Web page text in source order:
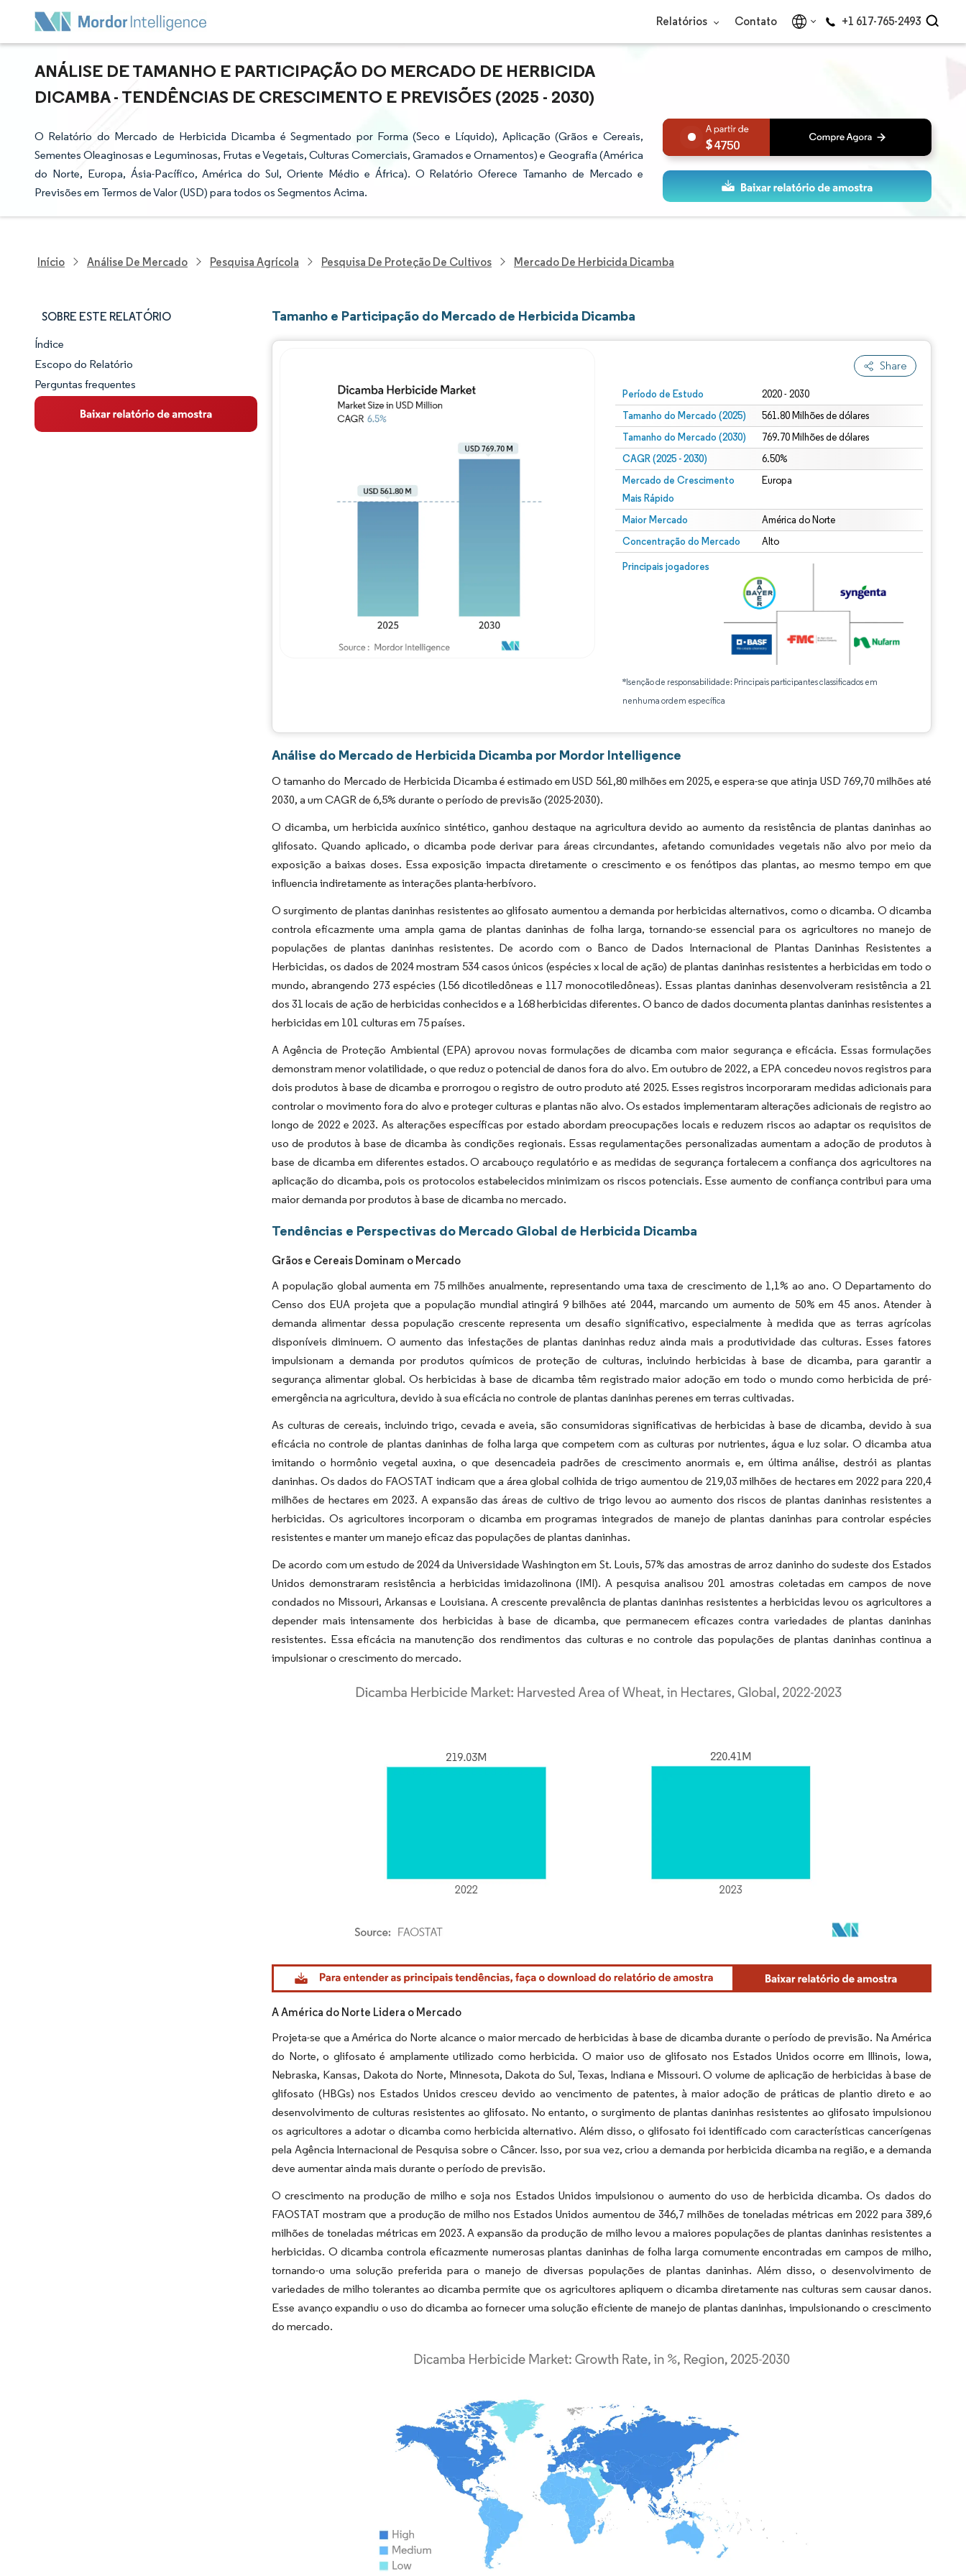
Relatórios Contato +1 617-765-2493
ANÁLISE DE TAMANHO E PARTICIPAÇÃO DO MERCADO DE HERBICIDA
DICAMBA - TENDÊNCIAS DE CRESCIMENTO E PREVISÕES (2025 - 2030)
O Relatório do Mercado de Herbicida Dicamba é Segmentado por Forma (Seco e Líquido), Aplicação (Grãos e Cereais,
Sementes Oleaginosas e Leguminosas, Frutas e Vegetais, Culturas Comerciais, Gramados e Ornamentos) e Geografia (América
do Norte, Europa, Ásia-Pacífico, América do Sul, Oriente Médio e África). O Relatório Oferece Tamanho de Mercado e
Previsões em Termos de Valor (USD) para todos os Segmentos Acima.
4750
Início Análise De Mercado Pesquisa Agrícola Pesquisa De Proteção De Cultivos Mercado De Herbicida Dicamba
SOBRE ESTE RELATÓRIO
Panorama do Mercado
Visão Geral do Mercado
Principais Tendências de Mercado
Índice
Escopo do Relatório
Perguntas frequentes
Tamanho e Participação do Mercado de Herbicida Dicamba
Share
Período de Estudo 2020 - 2030
Tamanho do Mercado (2025) 561.80 Milhões de dólares
Tamanho do Mercado (2030) 769.70 Milhões de dólares
CAGR (2025 - 2030) 6.50%
Mercado de Crescimento
Mais Rápido
Europa
Maior Mercado América do Norte
Concentração do Mercado Alto
Principais jogadores
*Isenção de responsabilidade: Principais participantes classificados em
nenhuma ordem específica
Análise do Mercado de Herbicida Dicamba por Mordor Intelligence
O tamanho do Mercado de Herbicida Dicamba é estimado em USD 561,80 milhões em 2025, e espera-se que atinja USD 769,70 milhões até
2030, a um CAGR de 6,5% durante o período de previsão (2025-2030).
O dicamba, um herbicida auxínico sintético, ganhou destaque na agricultura devido ao aumento da resistência de plantas daninhas ao
glifosato. Quando aplicado, o dicamba pode derivar para áreas circundantes, afetando comunidades vegetais não alvo por meio da
exposição a baixas doses. Essa exposição impacta diretamente o crescimento e os fenótipos das plantas, ao mesmo tempo em que
influencia indiretamente as interações planta-herbívoro.
O surgimento de plantas daninhas resistentes ao glifosato aumentou a demanda por herbicidas alternativos, como o dicamba. O dicamba
controla eficazmente uma ampla gama de plantas daninhas de folha larga, tornando-se essencial para os agricultores no manejo de
populações de plantas daninhas resistentes. De acordo com o Banco de Dados Internacional de Plantas Daninhas Resistentes a
Herbicidas, os dados de 2024 mostram 534 casos únicos (espécies x local de ação) de plantas daninhas resistentes a herbicidas em todo o
mundo, abrangendo 273 espécies (156 dicotiledôneas e 117 monocotiledôneas). Essas plantas daninhas desenvolveram resistência a 21
dos 31 locais de ação de herbicidas conhecidos e a 168 herbicidas diferentes. O banco de dados documenta plantas daninhas resistentes a
herbicidas em 101 culturas em 75 países.
A Agência de Proteção Ambiental (EPA) aprovou novas formulações de dicamba com maior segurança e eficácia. Essas formulações
demonstram menor volatilidade, o que reduz o potencial de danos fora do alvo. Em outubro de 2022, a EPA concedeu novos registros para
dois produtos à base de dicamba e prorrogou o registro de outro produto até 2025. Esses registros incorporaram medidas adicionais para
controlar o movimento fora do alvo e proteger culturas e plantas não alvo. Os estados implementaram alterações adicionais de registro ao
longo de 2022 e 2023. As alterações específicas por estado abordam preocupações locais e reduzem riscos ao adaptar os requisitos de
uso de produtos à base de dicamba às condições regionais. Essas regulamentações personalizadas aumentam a adoção de produtos à
base de dicamba em diferentes estados. O arcabouço regulatório e as medidas de segurança fortalecem a confiança dos agricultores na
aplicação do dicamba, pois os protocolos estabelecidos minimizam os riscos potenciais. Esse aumento de confiança contribui para uma
maior demanda por produtos à base de dicamba no mercado.
Tendências e Perspectivas do Mercado Global de Herbicida Dicamba
Grãos e Cereais Dominam o Mercado
A população global aumenta em 75 milhões anualmente, representando uma taxa de crescimento de 1,1% ao ano. O Departamento do
Censo dos EUA projeta que a população mundial atingirá 9 bilhões até 2044, marcando um aumento de 50% em 45 anos. Atender à
demanda alimentar dessa população crescente representa um desafio significativo, especialmente à medida que as terras agrícolas
disponíveis diminuem. O aumento das infestações de plantas daninhas reduz ainda mais a produtividade das culturas. Esses fatores
impulsionam a demanda por produtos químicos de proteção de culturas, incluindo herbicidas à base de dicamba, para garantir a
segurança alimentar global. Os herbicidas à base de dicamba têm registrado maior adoção em todo o mundo como herbicida de pré-
emergência na agricultura, devido à sua eficácia no controle de plantas daninhas perenes em terras cultivadas.
As culturas de cereais, incluindo trigo, cevada e aveia, são consumidoras significativas de herbicidas à base de dicamba, devido à sua
eficácia no controle de plantas daninhas de folha larga que competem com as culturas por nutrientes, água e luz solar. O dicamba atua
imitando o hormônio vegetal auxina, o que desencadeia padrões de crescimento anormais e, em última análise, destrói as plantas
daninhas. Os dados do FAOSTAT indicam que a área global colhida de trigo aumentou de 219,03 milhões de hectares em 2022 para 220,4
milhões de hectares em 2023. A expansão das áreas de cultivo de trigo levou ao aumento dos riscos de plantas daninhas resistentes a
herbicidas. Os agricultores incorporam o dicamba em programas integrados de manejo de plantas daninhas para controlar espécies
resistentes e manter um manejo eficaz das populações de plantas daninhas.
De acordo com um estudo de 2024 da Universidade Washington em St. Louis, 57% das amostras de arroz daninho do sudeste dos Estados
Unidos demonstraram resistência a herbicidas imidazolinona (IMI). A pesquisa analisou 201 amostras coletadas em campos de nove
condados no Missouri, Arkansas e Louisiana. A crescente prevalência de plantas daninhas resistentes a herbicidas levou os agricultores a
depender mais intensamente dos herbicidas à base de dicamba, que permanecem eficazes contra variedades de plantas daninhas
resistentes. Essa eficácia na manutenção dos rendimentos das culturas e no controle das populações de plantas daninhas continua a
impulsionar o crescimento do mercado.
Imagem © Mordor Intelligence. O reuso requer atribuição conforme CC BY 4.0.
A América do Norte Lidera o Mercado
Projeta-se que a América do Norte alcance o maior mercado de herbicidas à base de dicamba durante o período de previsão. Na América
do Norte, o glifosato é amplamente utilizado como herbicida. O maior uso de glifosato nos Estados Unidos ocorre em Illinois, Iowa,
Nebraska, Kansas, Dakota do Norte, Minnesota, Dakota do Sul, Texas, Indiana e Missouri. O volume de aplicação de herbicidas à base de
glifosato (HBGs) nos Estados Unidos cresceu devido ao vencimento de patentes, à maior adoção de práticas de plantio direto e ao
desenvolvimento de culturas resistentes ao glifosato. No entanto, o surgimento de plantas daninhas resistentes ao glifosato impulsionou
os agricultores a adotar o dicamba como herbicida alternativo. Além disso, o glifosato foi identificado com características cancerígenas
pela Agência Internacional de Pesquisa sobre o Câncer. Isso, por sua vez, criou a demanda por herbicida dicamba na região, e a demanda
deve aumentar ainda mais durante o período de previsão.
O crescimento na produção de milho e soja nos Estados Unidos impulsionou o aumento do uso de herbicida dicamba. Os dados do
FAOSTAT mostram que a produção de milho nos Estados Unidos aumentou de 346,7 milhões de toneladas métricas em 2022 para 389,6
milhões de toneladas métricas em 2023. A expansão da produção de milho levou a maiores populações de plantas daninhas resistentes a
herbicidas. O dicamba controla eficazmente numerosas plantas daninhas de folha larga comumente encontradas em campos de milho,
tornando-o uma solução preferida para o manejo de diversas populações de plantas daninhas. Além disso, o desenvolvimento de
variedades de milho tolerantes ao dicamba permite que os agricultores apliquem o dicamba diretamente nas culturas sem causar danos.
Esse avanço expandiu o uso do dicamba ao fornecer uma solução eficiente de manejo de plantas daninhas, impulsionando o crescimento
do mercado.